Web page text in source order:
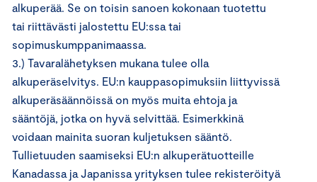
alkuperää. Se on toisin sanoen kokonaan tuotettu
tai riittävästi jalostettu EU:ssa tai
sopimuskumppanimaassa.
3.) Tavaralähetyksen mukana tulee olla
alkuperäselvitys. EU:n kauppasopimuksiin liittyvissä
alkuperäsäännöissä on myös muita ehtoja ja
sääntöjä, jotka on hyvä selvittää. Esimerkkinä
voidaan mainita suoran kuljetuksen sääntö.
Tullietuuden saamiseksi EU:n alkuperätuotteille
Kanadassa ja Japanissa yrityksen tulee rekisteröityä